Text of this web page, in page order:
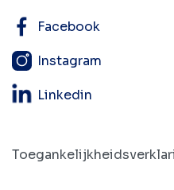
Facebook
Instagram
Linkedin